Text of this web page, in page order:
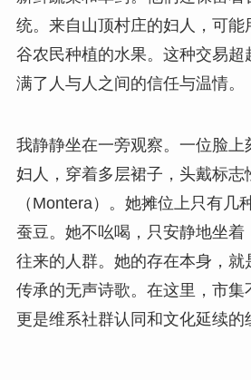
统。来自山顶村庄的妇人，可能
谷农民种植的水果。这种交易超
满了人与人之间的信任与温情。
我静静坐在一旁观察。一位脸上
妇人，穿着多层裙子，头戴标志
（Montera）。她摊位上只有几
蚕豆。她不吆喝，只安静地坐着
往来的人群。她的存在本身，就
传承的无声诗歌。在这里，市集
更是维系社群认同和文化延续的